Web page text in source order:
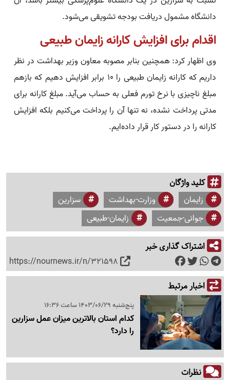
دانشگاه مشمول دریافت بودجه تشویقی می‌شود.
اقدام برای افزایش کارانه زایمان طبیعی
وی اظهار کرد: همچنین بنابر مصوبه معاون وزیر بهداشت در نظر
داریم که کارانه زایمان طبیعی را ۱۰ برابر افزایش دهیم که بازهم
مبلغ ناچیزی با نرخ تورم فعلی به حساب می‌آید. مبلغ کارانه برای
مدتی پرداخت نشده، نه تنها آن را پرداخت می‌کنیم بلکه افزایش
کارانه را در دستور کار قرار داده‌ایم.
کلید واژگان
زایمان وزارت-بهداشت
سزارین
جوانی-جمعیت
زایمان-طبیعی
اشتراک گذاری خبر
https://nournews.ir/n/321598
اخبار مرتبط
پنج‌شنبه 1403/06/29 ساعت 16:36
کدام استان بالاترین میزان عمل سزارین
را دارد؟
نظرات